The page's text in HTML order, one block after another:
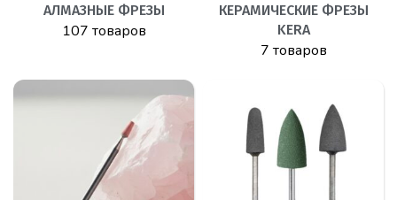
АЛМАЗНЫЕ ФРЕЗЫ
107 товаров
КЕРАМИЧЕСКИЕ ФРЕЗЫ
KERA
7 товаров